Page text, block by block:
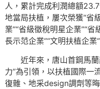
人，累計完成利潤總額
地當局扶植，屢次榮獲“省
業”“省級徵稅明星企業”“
長示范企業”“文明扶植企業
近年來，唐山首鋼馬
力”為引領，以扶植國際一
復雜、地采design調劑等